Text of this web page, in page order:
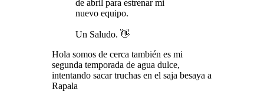
de abril para estrenar mi
nuevo equipo.
Un Saludo. 👋
Hola somos de cerca también es mi
segunda temporada de agua dulce,
intentando sacar truchas en el saja besaya a
Rapala